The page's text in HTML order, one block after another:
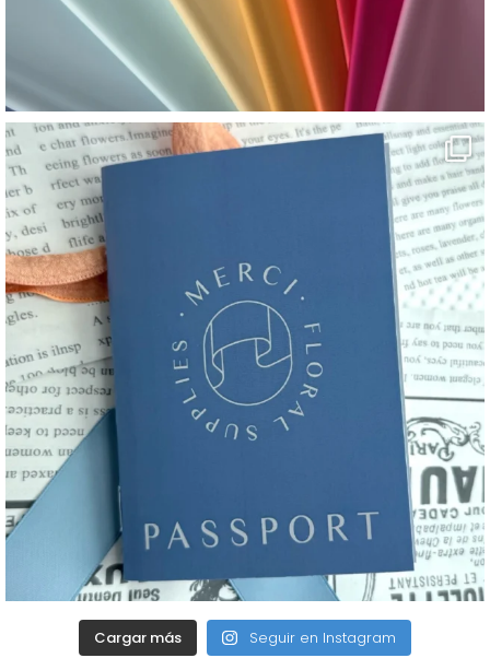
Cargar más Seguir en Instagram